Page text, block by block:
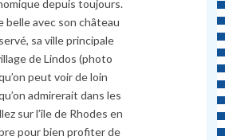
depuis toujours.
belle avec son château
sa ville principale
de Lindos (photo
peut voir de loin
admirerait dans les
sur l’île de Rhodes en
pour bien profiter de